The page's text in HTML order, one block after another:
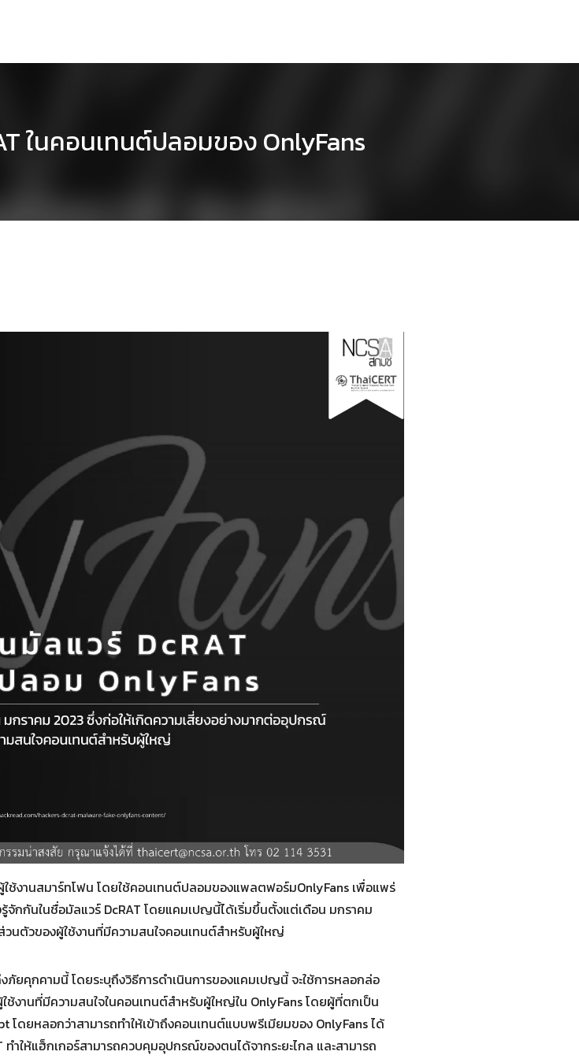
Search
ในคอนเทนต์ปลอมของ OnlyFans
ช้งานสมาร์ทโฟน โดยใช้คอนเทนต์ปลอมของแพลตฟอร์มOnlyFans เพื่อแพร่
จักกันในชื่อมัลแวร์ DcRAT โดยแคมเปญนี้ได้เริ่มขึ้นตั้งแต่เดือน มกราคม
นตัวของผู้ใช้งานที่มีความสนใจคอนเทนต์สำหรับผู้ใหญ่
ยคุกคามนี้ โดยระบุถึงวิธีการดำเนินการของแคมเปญนี้ จะใช้การหลอกล่อ
งานที่มีความสนใจในคอนเทนต์สำหรับผู้ใหญ่ใน OnlyFans โดยผู้ที่ตกเป็น
ดยหลอกว่าสามารถทำให้เข้าถึงคอนเทนต์แบบพรีเมียมของ OnlyFans ได้
ำให้แฮ็กเกอร์สามารถควบคุมอุปกรณ์ของตนได้จากระยะไกล และสามารถ